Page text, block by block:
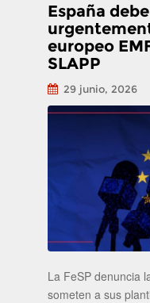
España
europeo
SLAPP
29 junio, 2026
La FeSP denuncia
someten a sus